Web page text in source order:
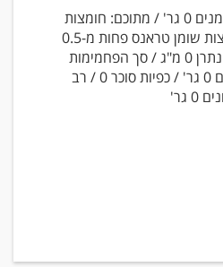
אנרגיה 1 קל' / סך השומנים 0 גר' / מתוכם: חומצות
שומן רוויות 0 גר' / חומצות שומן טראנס פחות מ-0.5
גר' / כולסטרול 0 מ"ג / נתרן 0 מ"ג / סך הפחמימות
15.5 גר' / מתוכן: סוכרים 0 גר' / כפיות סוכר 0 / רב